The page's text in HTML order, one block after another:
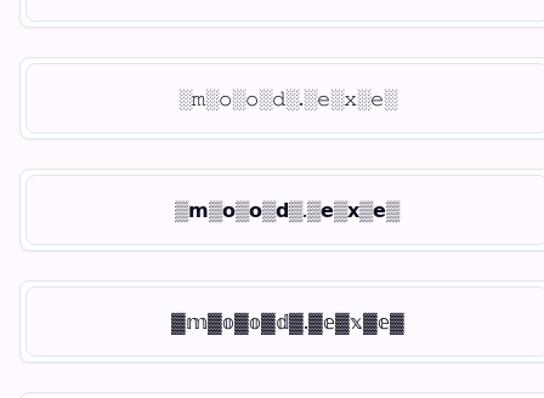
░𝚖░𝚘░𝚘░𝚍░.░𝚎░𝚡░𝚎░
▒𝗺▒𝗼▒𝗼▒𝗱▒.▒𝗲▒𝘅▒𝗲▒
▓𝕞▓𝕠▓𝕠▓𝕕▓.▓𝕖▓𝕩▓𝕖▓